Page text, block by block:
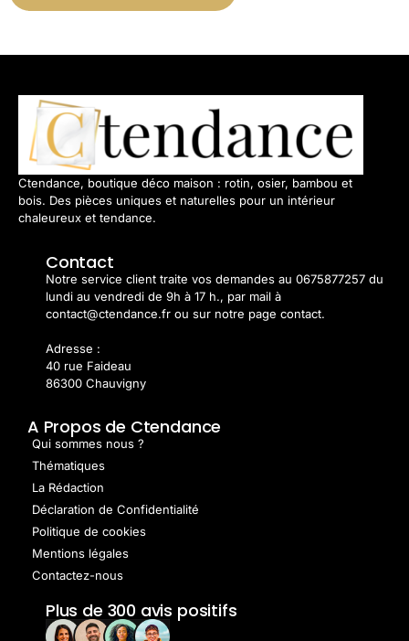
Ctendance, boutique déco maison : rotin, osier, bambou et
bois. Des pièces uniques et naturelles pour un intérieur
chaleureux et tendance.
Contact
Notre service client traite vos demandes au 0675877257 du
lundi au vendredi de 9h à 17 h., par mail à
contact@ctendance.fr ou sur notre page contact.
Adresse :
40 rue Faideau
86300 Chauvigny
A Propos de Ctendance
Qui sommes nous ?
Thématiques
La Rédaction
Déclaration de Confidentialité
Politique de cookies
Mentions légales
Contactez-nous
Plus de 300 avis positifs